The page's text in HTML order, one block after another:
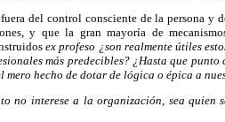
del control consciente de la persona y
y que la gran mayoría de
ex profeso ¿son realmente útiles
más predecibles? ¿Hasta que punto
mero hecho de dotar de lógica o épica a
no interese a la organización, sea quien